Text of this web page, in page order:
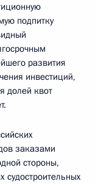
подпитку
развития
инвестиций,
долей квот
заказами
стороны,
судостроительных